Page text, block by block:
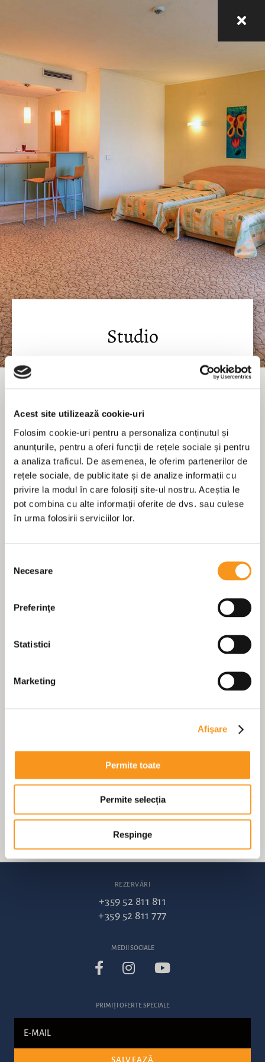
Acest site utilizează cookie-uri
Folosim cookie-uri pentru a personaliza conținutul și
anunțurile, pentru a oferi funcții de rețele sociale și pentru
a analiza traficul. De asemenea, le oferim partenerilor de
rețele sociale, de publicitate și de analize informații cu
privire la modul în care folosiți site-ul nostru. Aceștia le
pot combina cu alte informații oferite de dvs. sau culese
în urma folosirii serviciilor lor.
consimțământului
Necesare
Preferinţe
Statistici
Marketing
Afişare
Permite toate
Permite selecția
Respinge
Studio
Oaspeții studioului pot avea toate facilitățile și se pot bucura
Luați cunoștință de prețurile actuale
Mobilă:
Acoperirea podelei este mochetă
40 m²
2 paturi de o persoană și o canapea
aer condiționat controlat individual
birou
seif (plătit)
serviciu de trezire prin telefon
REZERVĂRI
+359 52 811 811
+359 52 811 777
MEDII SOCIALE
PRIMIȚI OFERTE SPECIALE
SALVEAZĂ